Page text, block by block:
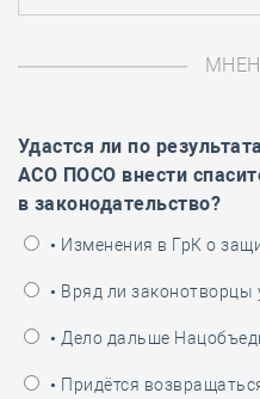
Удастся ли по
АСО ПОСО внести
в законодательство?
• Изменения в ГрК о
• Вряд ли законотворцы
• Дело дальше
• Придётся